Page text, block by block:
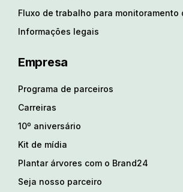
Fluxo de trabalho para monitoramento
Informações legais
Empresa
Programa de parceiros
Carreiras
10º aniversário
Kit de mídia
Plantar árvores com o Brand24
Seja nosso parceiro